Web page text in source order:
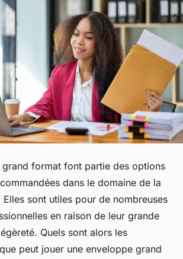
grand format font partie des options
dans le domaine de la
sont utiles pour de nombreuses
en raison de leur grande
Quels sont alors les
peut jouer une enveloppe grand